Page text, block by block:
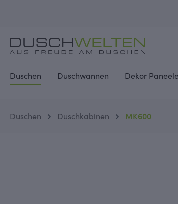
Duschen Duschwannen Dekor Paneele
Duschen Duschkabinen MK600